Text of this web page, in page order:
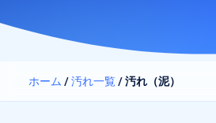
ホーム /汚れ一覧/汚れ（泥）